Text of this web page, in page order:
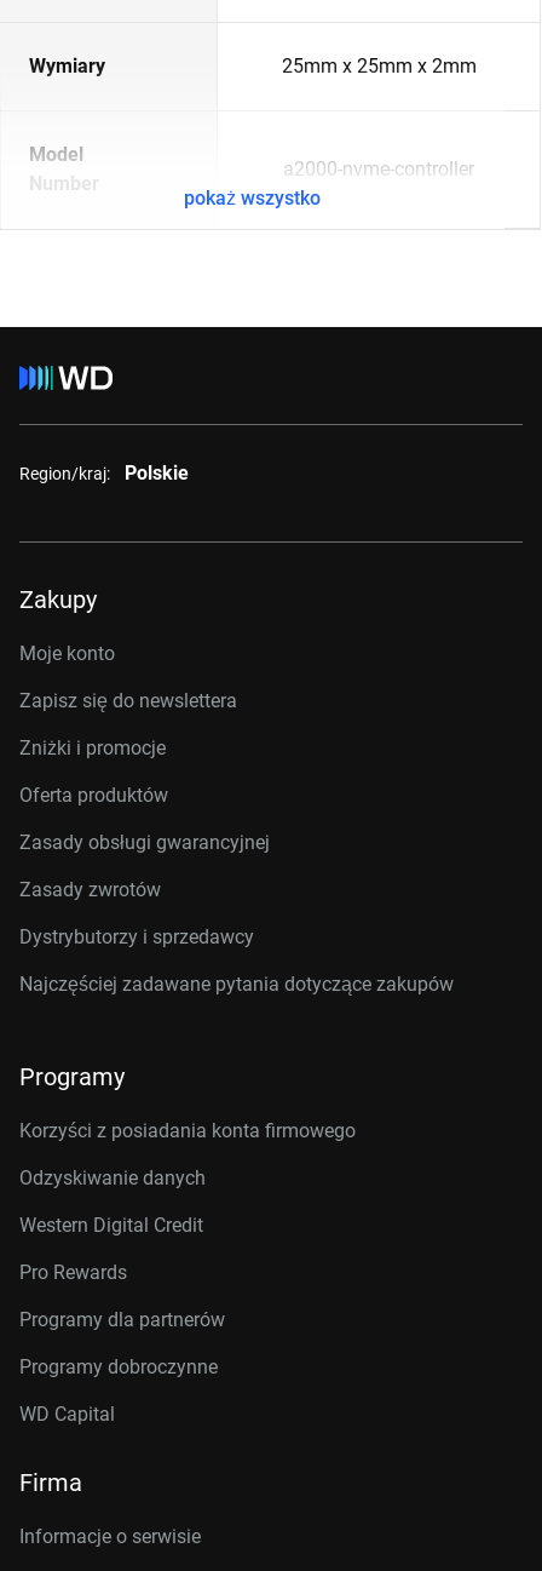
Wymiary 25mm x 25mm x 2mm
Model
Number
a2000-nvme-controller
pokaż wszystko
Region/kraj: Polskie
Zakupy
Moje konto
Zapisz się do newslettera
Zniżki i promocje
Oferta produktów
Zasady obsługi gwarancyjnej
Zasady zwrotów
Dystrybutorzy i sprzedawcy
Najczęściej zadawane pytania dotyczące zakupów
Programy
Korzyści z posiadania konta firmowego
Odzyskiwanie danych
Western Digital Credit
Pro Rewards
Programy dla partnerów
Programy dobroczynne
WD Capital
Firma
Informacje o serwisie